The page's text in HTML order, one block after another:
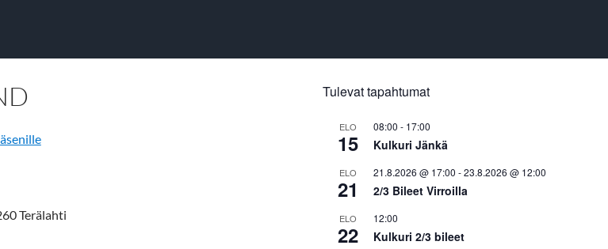
Terälahti
Tulevat tapahtumat
ELO
15
08:00 - 17:00
Kulkuri Jänkä
ELO
21
21.8.2026 @ 17:00 -23.8.2026 @ 12:00
2/3 Bileet Virroilla
ELO
22
12:00
Kulkuri 2/3 bileet